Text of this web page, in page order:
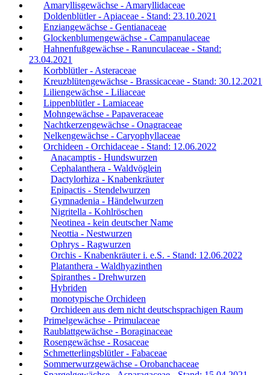
Amaryllisgewächse - Amaryllidaceae
Doldenblütler - Apiaceae - Stand: 23.10.2021
Enziangewächse - Gentianaceae
Glockenblumengewächse - Campanulaceae
Hahnenfußgewächse - Ranunculaceae - Stand:
23.04.2021
Korbblütler - Asteraceae
Kreuzblütengewächse - Brassicaceae - Stand: 30.12.2021
Liliengewächse - Liliaceae
Lippenblütler - Lamiaceae
Mohngewächse - Papaveraceae
Nachtkerzengewächse - Onagraceae
Nelkengewächse - Caryophyllaceae
Orchideen - Orchidaceae - Stand: 12.06.2022
Anacamptis - Hundswurzen
Cephalanthera - Waldvöglein
Dactylorhiza - Knabenkräuter
Epipactis - Stendelwurzen
Gymnadenia - Händelwurzen
Nigritella - Kohlröschen
Neotinea - kein deutscher Name
Neottia - Nestwurzen
Ophrys - Ragwurzen
Orchis - Knabenkräuter i. e.S. - Stand: 12.06.2022
Platanthera - Waldhyazinthen
Spiranthes - Drehwurzen
Hybriden
monotypische Orchideen
Orchideen aus dem nicht deutschsprachigen Raum
Primelgewächse - Primulaceae
Raublattgewächse - Boraginaceae
Rosengewächse - Rosaceae
Schmetterlingsblütler - Fabaceae
Sommerwurzgewächse - Orobanchaceae